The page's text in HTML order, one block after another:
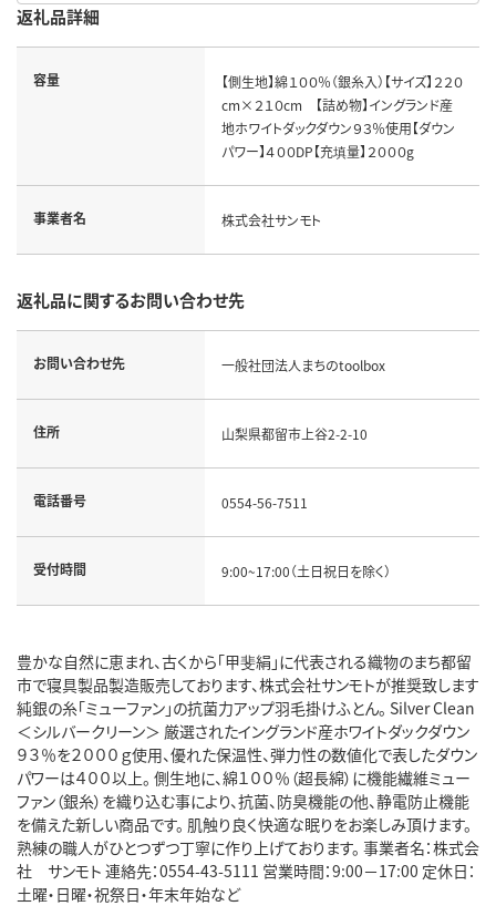
返礼品詳細
容量
【側生地】綿１００％（銀糸入）【サイズ】２２０
cm×２１０cm 【詰め物】イングランド産
地ホワイトダックダウン９３％使用【ダウン
パワー】４００DP【充填量】２０００g
事業者名 株式会社サンモト
返礼品に関するお問い合わせ先
お問い合わせ先 一般社団法人まちのtoolbox
住所 山梨県都留市上谷2-2-10
電話番号 0554-56-7511
受付時間 9:00~17:00（土日祝日を除く）
豊かな自然に恵まれ、古くから「甲斐絹」に代表される織物のまち都留
市で寝具製品製造販売しております、株式会社サンモトが推奨致します
純銀の糸「ミューファン」の抗菌力アップ羽毛掛けふとん。 Silver Clean
＜シルバークリーン＞ 厳選されたイングランド産ホワイトダックダウン
９３％を２０００ｇ使用、優れた保温性、弾力性の数値化で表したダウン
パワーは４００以上。 側生地に、綿１００％（超長綿）に機能繊維ミュー
ファン（銀糸）を織り込む事により、抗菌、防臭機能の他、静電防止機能
を備えた新しい商品です。 肌触り良く快適な眠りをお楽しみ頂けます。
熟練の職人がひとつずつ丁寧に作り上げております。 事業者名：株式会
社 サンモト 連絡先：0554-43-5111 営業時間：9:00－17:00 定休日：
土曜・日曜・祝祭日・年末年始など